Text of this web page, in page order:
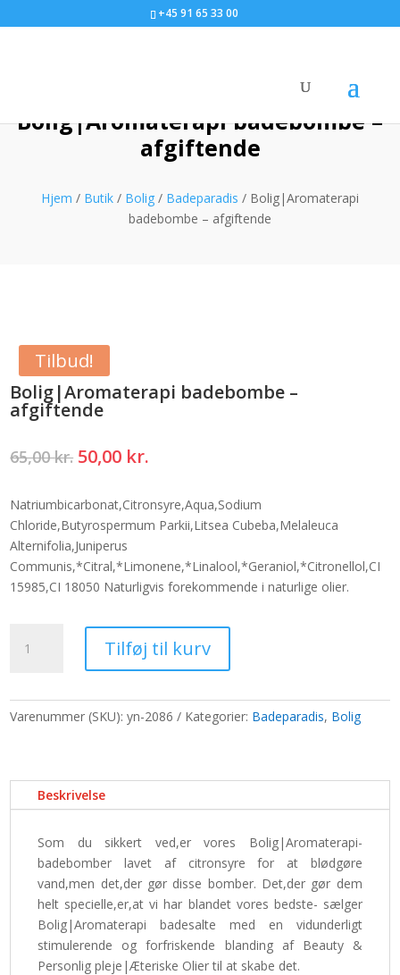
+45 91 65 33 00
Bolig|Aromaterapi badebombe –
afgiftende
Hjem / Butik / Bolig / Badeparadis / Bolig|Aromaterapi
badebombe – afgiftende
Tilbud!
Bolig|Aromaterapi badebombe –
afgiftende
65,00kr. Den
pris
var:
65,00 kr..
50,00 kr.
pris
er:
50,00 kr..
Natriumbicarbonat,Citronsyre,Aqua,Sodium
Chloride,Butyrospermum Parkii,Litsea Cubeba,Melaleuca
Alternifolia,Juniperus
Communis,*Citral,*Limonene,*Linalool,*Geraniol,*Citronellol,CI
15985,CI 18050 Naturligvis forekommende i naturlige olier.
Bolig|Aromaterapi
badebombe
antal
Tilføj til kurv
Varenummer (SKU):yn-2086 Kategorier: Badeparadis, Bolig
Beskrivelse
Som du sikkert ved,er vores Bolig|Aromaterapi-
badebomber lavet af citronsyre for at blødgøre
vand,men det,der gør disse bomber. Det,der gør dem
helt specielle,er,at vi har blandet vores bedste- sælger
Bolig|Aromaterapi badesalte med en vidunderligt
stimulerende og forfriskende blanding af Beauty &
Personlig pleje|Æteriske Olier til at skabe det.